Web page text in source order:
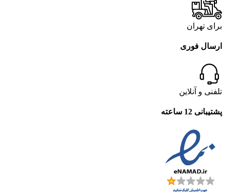
برای تهران
ارسال فوری
تلفنی و آنلاین
پشتیبانی 12 ساعته